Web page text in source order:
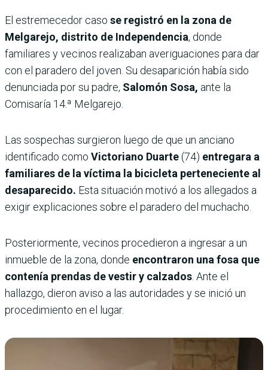
El estremecedor caso se registró en la zona de
Melgarejo, distrito de Independencia, donde
familiares y vecinos realizaban averiguaciones para dar
con el paradero del joven. Su desaparición había sido
denunciada por su padre, Salomón Sosa, ante la
Comisaría 14.ª Melgarejo.
Las sospechas surgieron luego de que un anciano
identificado como Victoriano Duarte(74) entregara a
familiares de la víctima la bicicleta perteneciente al
desaparecido. Esta situación motivó a los allegados a
exigir explicaciones sobre el paradero del muchacho.
Posteriormente, vecinos procedieron a ingresar a un
inmueble de la zona, donde encontraron una fosa que
contenía prendas de vestir y calzados . Ante el
hallazgo, dieron aviso a las autoridades y se inició un
procedimiento en el lugar.